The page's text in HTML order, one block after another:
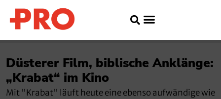
Düsterer Film, biblische Anklänge:
„Krabat“ im Kino
Mit "Krabat" läuft heute eine ebenso aufwändige wie